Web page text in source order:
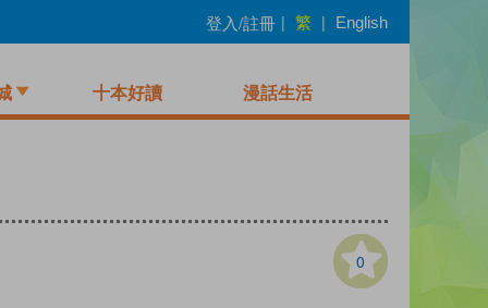
登入/註冊 | 繁 | English
十本好讀 漫話生活
0